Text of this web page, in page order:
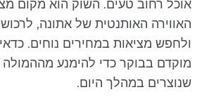
אוכל רחוב טעים. השוק הוא מקום
האווירה האותנטית של אתונה, לרכוש
ולחפש מציאות במחירים נוחים. כדאי
מוקדם בבוקר כדי להימנע מההמולה
שנוצרים במהלך היום.